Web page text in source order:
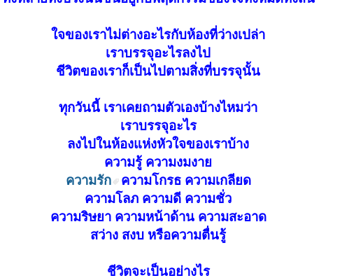
ใจของเราไม่ต่างอะไรกับห้องที่ว่างเปล่า
เราบรรจุอะไรลงไป
ชีวิตของเราก็เป็นไปตามสิ่งที่บรรจุนั้น
ทุกวันนี้ เราเคยถามตัวเองบ้างไหมว่า
เราบรรจุอะไร
ลงไปในห้องแห่งหัวใจของเราบ้าง
ความรู้ ความงมงาย
ความรัก
ความโกรธ ความเกลียด
ความโลภ ความดี ความชั่ว
ความริษยา ความหน้าด้าน ความสะอาด
สว่าง สงบ หรือความตื่นรู้
ชีวิตจะเป็นอย่างไร